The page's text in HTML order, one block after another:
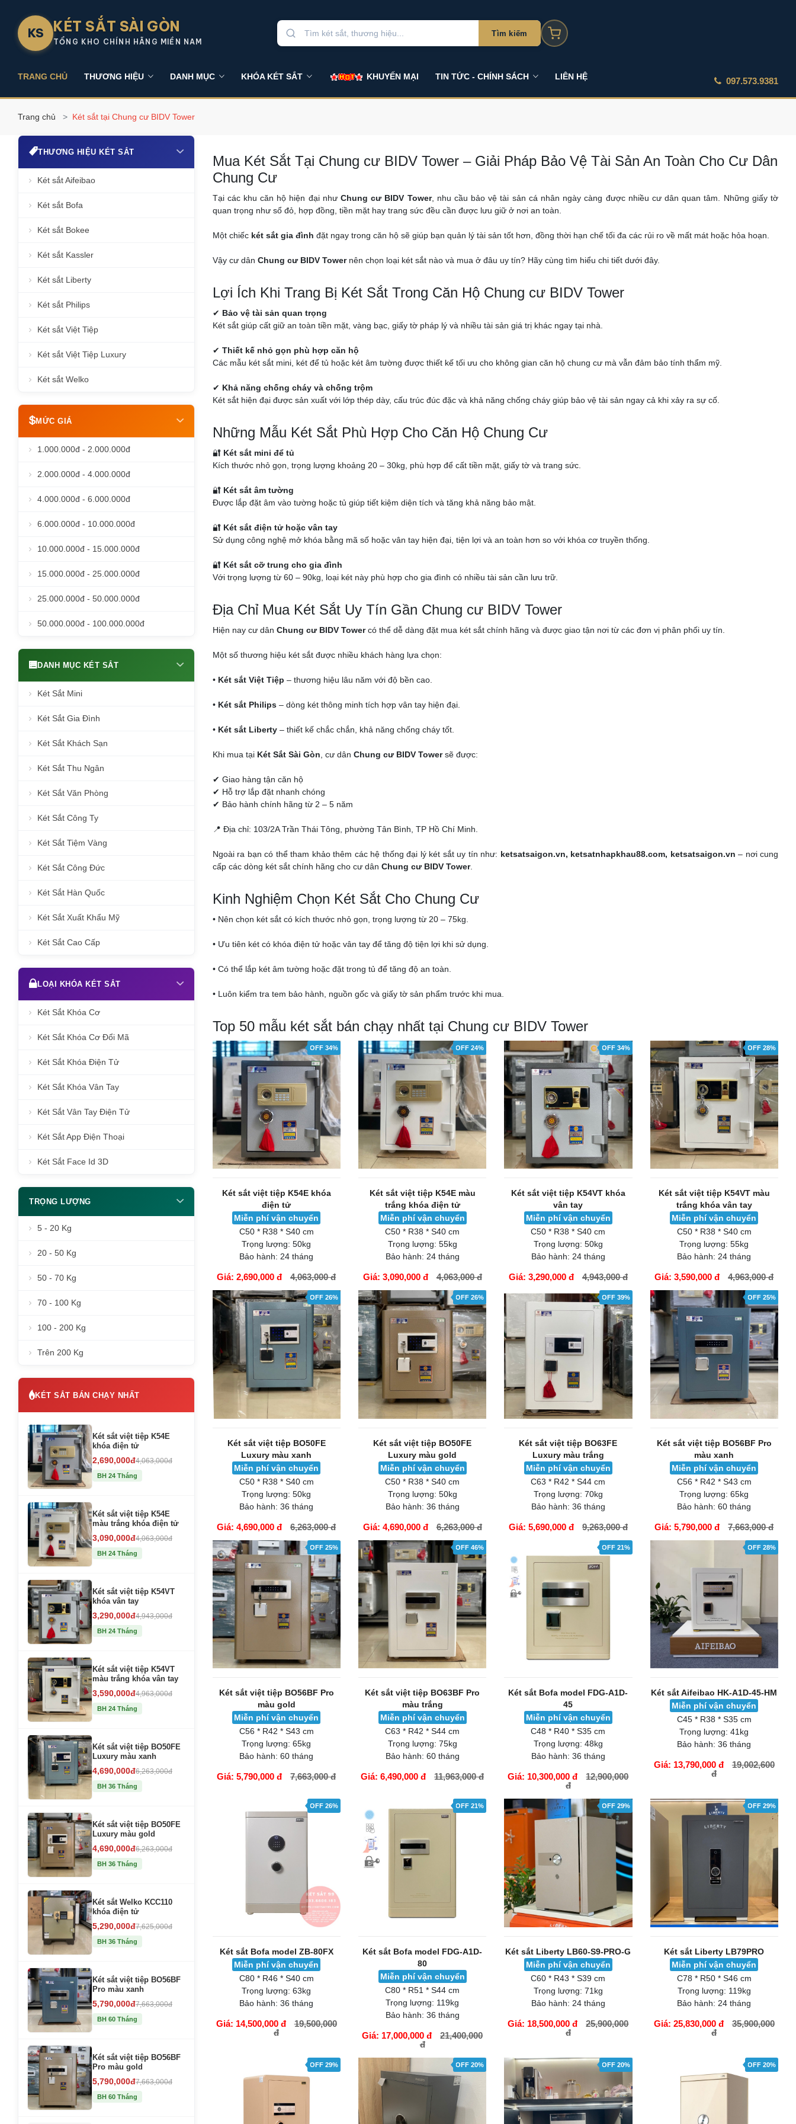
KS KÉT SẮT SÀI GÒN
TỔNG KHO CHÍNH HÃNG MIỀN NAM
Tìm kiếm
TRANG CHỦ THƯƠNG HIỆU DANH MỤC KHÓA KÉT SẮT KHUYẾN MẠI TIN TỨC - CHÍNH SÁCH LIÊN HỆ 097.573.9381
Trang chủ Két sắt tại Chung cư BIDV Tower
THƯƠNG HIỆU KÉT SẮT
Két sắt Aifeibao
Két sắt Bofa
Két sắt Bokee
Két sắt Kassler
Két sắt Liberty
Két sắt Philips
Két sắt Việt Tiệp
Két sắt Việt Tiệp Luxury
Két sắt Welko
MỨC GIÁ
1.000.000đ - 2.000.000đ
2.000.000đ - 4.000.000đ
4.000.000đ - 6.000.000đ
6.000.000đ - 10.000.000đ
10.000.000đ - 15.000.000đ
15.000.000đ - 25.000.000đ
25.000.000đ - 50.000.000đ
50.000.000đ - 100.000.000đ
DANH MỤC KÉT SẮT
Két Sắt Mini
Két Sắt Gia Đình
Két Sắt Khách Sạn
Két Sắt Thu Ngân
Két Sắt Văn Phòng
Két Sắt Công Ty
Két Sắt Tiệm Vàng
Két Sắt Công Đức
Két Sắt Hàn Quốc
Két Sắt Xuất Khẩu Mỹ
Két Sắt Cao Cấp
LOẠI KHÓA KÉT SẮT
Két Sắt Khóa Cơ
Két Sắt Khóa Cơ Đổi Mã
Két Sắt Khóa Điện Tử
Két Sắt Khóa Vân Tay
Két Sắt Vân Tay Điện Tử
Két Sắt App Điện Thoại
Két Sắt Face Id 3D
TRỌNG LƯỢNG
5 - 20 Kg
20 - 50 Kg
50 - 70 Kg
70 - 100 Kg
100 - 200 Kg
Trên 200 Kg
KÉT SẮT BÁN CHẠY NHẤT
Két sắt việt tiệp K54E
khóa điện tử
2,690,000đ4,063,000đ
BH 24 Tháng
Két sắt việt tiệp K54E
màu trắng khóa điện tử
3,090,000đ4,063,000đ
BH 24 Tháng
Két sắt việt tiệp K54VT
khóa vân tay
3,290,000đ4,943,000đ
BH 24 Tháng
Két sắt việt tiệp K54VT
màu trắng khóa vân tay
3,590,000đ4,963,000đ
BH 24 Tháng
Két sắt việt tiệp BO50FE
Luxury màu xanh
4,690,000đ6,263,000đ
BH 36 Tháng
Két sắt việt tiệp BO50FE
Luxury màu gold
4,690,000đ6,263,000đ
BH 36 Tháng
Két sắt Welko KCC110
khóa điện tử
5,290,000đ7,625,000đ
BH 36 Tháng
Két sắt việt tiệp BO56BF
Pro màu xanh
5,790,000đ7,663,000đ
BH 60 Tháng
Két sắt việt tiệp BO56BF
Pro màu gold
5,790,000đ7,663,000đ
BH 60 Tháng
Mua Két Sắt Tại Chung cư BIDV Tower – Giải Pháp Bảo Vệ Tài Sản An Toàn Cho Cư Dân
Chung Cư
Tại các khu căn hộ hiện đại như Chung cư BIDV Tower, nhu cầu bảo vệ tài sản cá nhân ngày càng được nhiều cư dân quan tâm. Những giấy tờ
quan trọng như sổ đỏ, hợp đồng, tiền mặt hay trang sức đều cần được lưu giữ ở nơi an toàn.
Một chiếc két sắt gia đình đặt ngay trong căn hộ sẽ giúp bạn quản lý tài sản tốt hơn, đồng thời hạn chế tối đa các rủi ro về mất mát hoặc hỏa hoạn.
Vậy cư dân Chung cư BIDV Towernên chọn loại két sắt nào và mua ở đâu uy tín? Hãy cùng tìm hiểu chi tiết dưới đây.
Lợi Ích Khi Trang Bị Két Sắt Trong Căn Hộ Chung cư BIDV Tower
✔ Bảo vệ tài sản quan trọng
Két sắt giúp cất giữ an toàn tiền mặt, vàng bạc, giấy tờ pháp lý và nhiều tài sản giá trị khác ngay tại nhà.
✔ Thiết kế nhỏ gọn phù hợp căn hộ
Các mẫu két sắt mini, két để tủ hoặc két âm tường được thiết kế tối ưu cho không gian căn hộ chung cư mà vẫn đảm bảo tính thẩm mỹ.
✔ Khả năng chống cháy và chống trộm
Két sắt hiện đại được sản xuất với lớp thép dày, cấu trúc đúc đặc và khả năng chống cháy giúp bảo vệ tài sản ngay cả khi xảy ra sự cố.
Những Mẫu Két Sắt Phù Hợp Cho Căn Hộ Chung Cư
🔐 Két sắt mini để tủ
Kích thước nhỏ gọn, trọng lượng khoảng 20 – 30kg, phù hợp để cất tiền mặt, giấy tờ và trang sức.
🔐 Két sắt âm tường
Được lắp đặt âm vào tường hoặc tủ giúp tiết kiệm diện tích và tăng khả năng bảo mật.
🔐 Két sắt điện tử hoặc vân tay
Sử dụng công nghệ mở khóa bằng mã số hoặc vân tay hiện đại, tiện lợi và an toàn hơn so với khóa cơ truyền thống.
🔐 Két sắt cỡ trung cho gia đình
Với trọng lượng từ 60 – 90kg, loại két này phù hợp cho gia đình có nhiều tài sản cần lưu trữ.
Địa Chỉ Mua Két Sắt Uy Tín Gần Chung cư BIDV Tower
Hiện nay cư dân Chung cư BIDV Towercó thể dễ dàng đặt mua két sắt chính hãng và được giao tận nơi từ các đơn vị phân phối uy tín.
Một số thương hiệu két sắt được nhiều khách hàng lựa chọn:
• Két sắt Việt Tiệp – thương hiệu lâu năm với độ bền cao.
• Két sắt Philips– dòng két thông minh tích hợp vân tay hiện đại.
• Két sắt Liberty– thiết kế chắc chắn, khả năng chống cháy tốt.
Khi mua tại Két Sắt Sài Gòn , cư dân Chung cư BIDV Towersẽ được:
✔ Giao hàng tận căn hộ
✔ Hỗ trợ lắp đặt nhanh chóng
✔ Bảo hành chính hãng từ 2 – 5 năm
📍 Địa chỉ: 103/2A Trần Thái Tông, phường Tân Bình, TP Hồ Chí Minh.
Ngoài ra bạn có thể tham khảo thêm các hệ thống đại lý két sắt uy tín như: ketsatsaigon.vn, ketsatnhapkhau88.com, ketsatsaigon.vn – nơi cung
cấp các dòng két sắt chính hãng cho cư dân Chung cư BIDV Tower.
Kinh Nghiệm Chọn Két Sắt Cho Chung Cư
• Nên chọn két sắt có kích thước nhỏ gọn, trọng lượng từ 20 – 75kg.
• Ưu tiên két có khóa điện tử hoặc vân tay để tăng độ tiện lợi khi sử dụng.
• Có thể lắp két âm tường hoặc đặt trong tủ để tăng độ an toàn.
• Luôn kiểm tra tem bảo hành, nguồn gốc và giấy tờ sản phẩm trước khi mua.
Top 50 mẫu két sắt bán chạy nhất tại Chung cư BIDV Tower
OFF 34%
Két sắt việt tiệp K54E khóa
điện tử
Miễn phí vận chuyển
C50 * R38 * S40 cm
Trọng lượng: 50kg
Bảo hành: 24 tháng
Giá: 2,690,000 đ 4,063,000 đ
GIỎ HÀNG
OFF 24%
Két sắt việt tiệp K54E màu
trắng khóa điện tử
Miễn phí vận chuyển
C50 * R38 * S40 cm
Trọng lượng: 55kg
Bảo hành: 24 tháng
Giá: 3,090,000 đ 4,063,000 đ
GIỎ HÀNG
OFF 34%
Két sắt việt tiệp K54VT khóa
vân tay
Miễn phí vận chuyển
C50 * R38 * S40 cm
Trọng lượng: 50kg
Bảo hành: 24 tháng
Giá: 3,290,000 đ 4,943,000 đ
GIỎ HÀNG
OFF 28%
Két sắt việt tiệp K54VT màu
trắng khóa vân tay
Miễn phí vận chuyển
C50 * R38 * S40 cm
Trọng lượng: 55kg
Bảo hành: 24 tháng
Giá: 3,590,000 đ 4,963,000 đ
GIỎ HÀNG
OFF 26%
Két sắt việt tiệp BO50FE
Luxury màu xanh
Miễn phí vận chuyển
C50 * R38 * S40 cm
Trọng lượng: 50kg
Bảo hành: 36 tháng
Giá: 4,690,000 đ 6,263,000 đ
GIỎ HÀNG
OFF 26%
Két sắt việt tiệp BO50FE
Luxury màu gold
Miễn phí vận chuyển
C50 * R38 * S40 cm
Trọng lượng: 50kg
Bảo hành: 36 tháng
Giá: 4,690,000 đ 6,263,000 đ
GIỎ HÀNG
OFF 39%
Két sắt việt tiệp BO63FE
Luxury màu trắng
Miễn phí vận chuyển
C63 * R42 * S44 cm
Trọng lượng: 70kg
Bảo hành: 36 tháng
Giá: 5,690,000 đ 9,263,000 đ
GIỎ HÀNG
OFF 25%
Két sắt việt tiệp BO56BF Pro
màu xanh
Miễn phí vận chuyển
C56 * R42 * S43 cm
Trọng lượng: 65kg
Bảo hành: 60 tháng
Giá: 5,790,000 đ 7,663,000 đ
GIỎ HÀNG
OFF 25%
Két sắt việt tiệp BO56BF Pro
màu gold
Miễn phí vận chuyển
C56 * R42 * S43 cm
Trọng lượng: 65kg
Bảo hành: 60 tháng
Giá: 5,790,000 đ 7,663,000 đ
OFF 46%
Két sắt việt tiệp BO63BF Pro
màu trắng
Miễn phí vận chuyển
C63 * R42 * S44 cm
Trọng lượng: 75kg
Bảo hành: 60 tháng
Giá: 6,490,000 đ 11,963,000 đ
OFF 21%
Két sắt Bofa model FDG-A1D-
45
Miễn phí vận chuyển
C48 * R40 * S35 cm
Trọng lượng: 48kg
Bảo hành: 36 tháng
Giá: 10,300,000 đ
12,900,000
đ
OFF 28%
Két sắt Aifeibao HK-A1D-45-HM
Miễn phí vận chuyển
C45 * R38 * S35 cm
Trọng lượng: 41kg
Bảo hành: 36 tháng
Giá: 13,790,000 đ
19,002,600
đ
OFF 26%
Két sắt Bofa model ZB-80FX
Miễn phí vận chuyển
C80 * R46 * S40 cm
Trọng lượng: 63kg
Bảo hành: 36 tháng
Giá: 14,500,000 đ
19,500,000
đ
OFF 21%
Két sắt Bofa model FDG-A1D-
80
Miễn phí vận chuyển
C80 * R51 * S44 cm
Trọng lượng: 119kg
Bảo hành: 36 tháng
Giá: 17,000,000 đ
21,400,000
đ
OFF 29%
Két sắt Liberty LB60-S9-PRO-G
Miễn phí vận chuyển
C60 * R43 * S39 cm
Trọng lượng: 71kg
Bảo hành: 24 tháng
Giá: 18,500,000 đ
25,900,000
đ
OFF 29%
Két sắt Liberty LB79PRO
Miễn phí vận chuyển
C78 * R50 * S46 cm
Trọng lượng: 119kg
Bảo hành: 24 tháng
Giá: 25,830,000 đ
35,900,000
đ
OFF 29% OFF 20% OFF 20% OFF 20%